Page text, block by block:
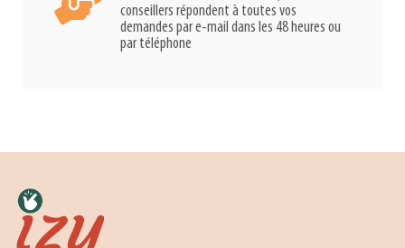
conseillers répondent à toutes vos
demandes par e-mail dans les 48 heures ou
par téléphone